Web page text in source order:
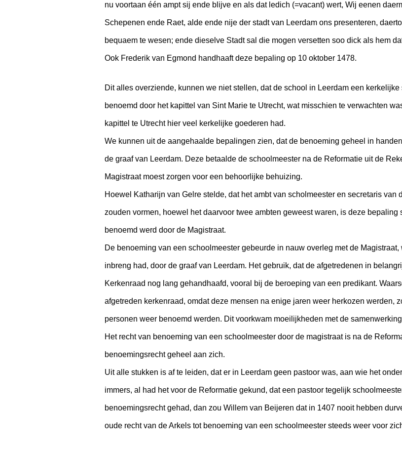
nu voortaan één ampt sij ende blijve en als dat ledich (=vacant) wert, Wij eenen
Schepenen ende Raet, alde ende nije der stadt van Leerdam ons presenteren,
bequaem te wesen; ende dieselve Stadt sal die mogen versetten soo dick als hem
Ook Frederik van Egmond handhaaft deze bepaling op 10 oktober 1478.
Dit alles overziende, kunnen we niet stellen, dat de school in Leerdam een
benoemd door het kapittel van Sint Marie te Utrecht, wat misschien te verwachten
kapittel te Utrecht hier veel kerkelijke goederen had.
We kunnen uit de aangehaalde bepalingen zien, dat de benoeming geheel in
de graaf van Leerdam. Deze betaalde de schoolmeester na de Reformatie uit de
Magistraat moest zorgen voor een behoorlijke behuizing.
Hoewel Katharijn van Gelre stelde, dat het ambt van scholmeester en secretaris van
zouden vormen, hoewel het daarvoor twee ambten geweest waren, is deze
benoemd werd door de Magistraat.
De benoeming van een schoolmeester gebeurde in nauw overleg met de
inbreng had, door de graaf van Leerdam. Het gebruik, dat de afgetredenen in
Kerkenraad nog lang gehandhaafd, vooral bij de beroeping van een predikant.
afgetreden kerkenraad, omdat deze mensen na enige jaren weer herkozen werden,
personen weer benoemd werden. Dit voorkwam moeilijkheden met de
Het recht van benoeming van een schoolmeester door de magistraat is na de
benoemingsrecht geheel aan zich.
Uit alle stukken is af te leiden, dat er in Leerdam geen pastoor was, aan wie het
immers, al had het voor de Reformatie gekund, dat een pastoor tegelijk
benoemingsrecht gehad, dan zou Willem van Beijeren dat in 1407 nooit hebben
oude recht van de Arkels tot benoeming van een schoolmeester steeds weer voor